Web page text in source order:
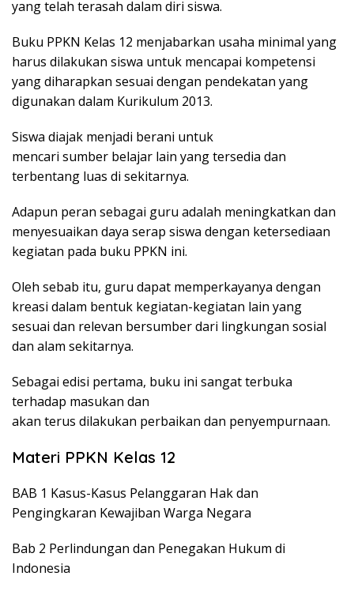
yang telah terasah dalam diri siswa.
Buku PPKN Kelas 12 menjabarkan usaha minimal yang
harus dilakukan siswa untuk mencapai kompetensi
yang diharapkan sesuai dengan pendekatan yang
digunakan dalam Kurikulum 2013.
Siswa diajak menjadi berani untuk
mencari sumber belajar lain yang tersedia dan
terbentang luas di sekitarnya.
Adapun peran sebagai guru adalah meningkatkan dan
menyesuaikan daya serap siswa dengan ketersediaan
kegiatan pada buku PPKN ini.
Oleh sebab itu, guru dapat memperkayanya dengan
kreasi dalam bentuk kegiatan-kegiatan lain yang
sesuai dan relevan bersumber dari lingkungan sosial
dan alam sekitarnya.
Sebagai edisi pertama, buku ini sangat terbuka
terhadap masukan dan
akan terus dilakukan perbaikan dan penyempurnaan.
Materi PPKN Kelas 12
BAB 1 Kasus-Kasus Pelanggaran Hak dan
Pengingkaran Kewajiban Warga Negara
Bab 2 Perlindungan dan Penegakan Hukum di
Indonesia